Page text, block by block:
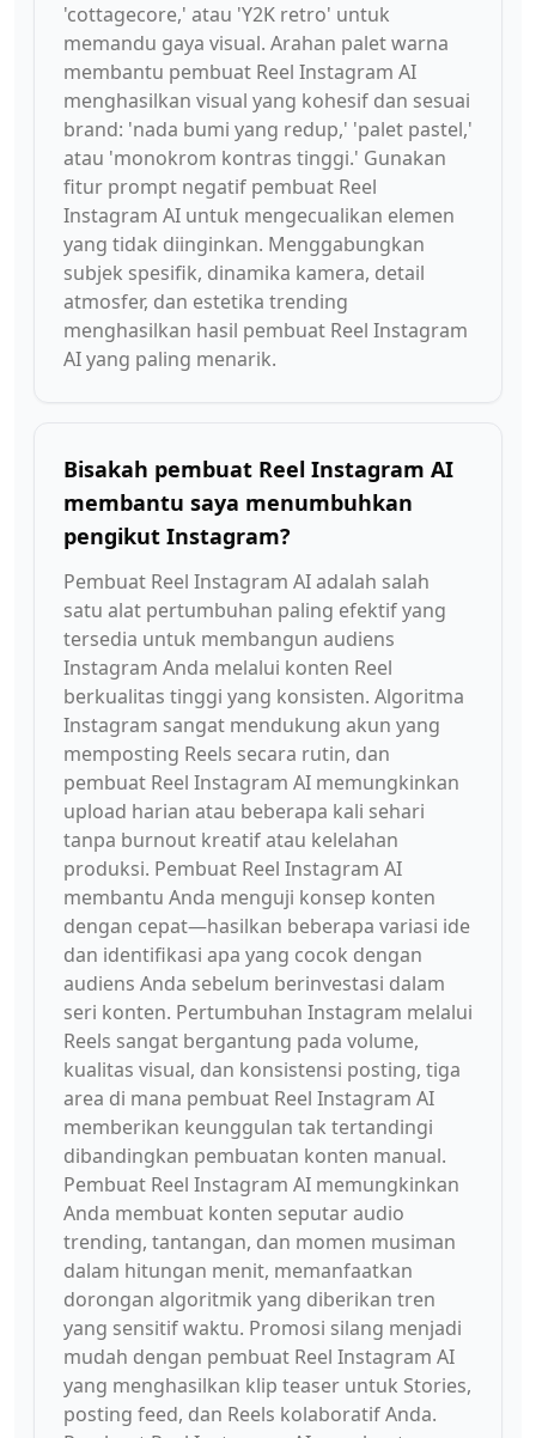
'cottagecore,' atau 'Y2K retro' untuk
memandu gaya visual. Arahan palet warna
membantu pembuat Reel Instagram AI
menghasilkan visual yang kohesif dan sesuai
brand: 'nada bumi yang redup,' 'palet pastel,'
atau 'monokrom kontras tinggi.' Gunakan
fitur prompt negatif pembuat Reel
Instagram AI untuk mengecualikan elemen
yang tidak diinginkan. Menggabungkan
subjek spesifik, dinamika kamera, detail
atmosfer, dan estetika trending
menghasilkan hasil pembuat Reel Instagram
AI yang paling menarik.
Bisakah pembuat Reel Instagram AI
membantu saya menumbuhkan
pengikut Instagram?
Pembuat Reel Instagram AI adalah salah
satu alat pertumbuhan paling efektif yang
tersedia untuk membangun audiens
Instagram Anda melalui konten Reel
berkualitas tinggi yang konsisten. Algoritma
Instagram sangat mendukung akun yang
memposting Reels secara rutin, dan
pembuat Reel Instagram AI memungkinkan
upload harian atau beberapa kali sehari
tanpa burnout kreatif atau kelelahan
produksi. Pembuat Reel Instagram AI
membantu Anda menguji konsep konten
dengan cepat—hasilkan beberapa variasi ide
dan identifikasi apa yang cocok dengan
audiens Anda sebelum berinvestasi dalam
seri konten. Pertumbuhan Instagram melalui
Reels sangat bergantung pada volume,
kualitas visual, dan konsistensi posting, tiga
area di mana pembuat Reel Instagram AI
memberikan keunggulan tak tertandingi
dibandingkan pembuatan konten manual.
Pembuat Reel Instagram AI memungkinkan
Anda membuat konten seputar audio
trending, tantangan, dan momen musiman
dalam hitungan menit, memanfaatkan
dorongan algoritmik yang diberikan tren
yang sensitif waktu. Promosi silang menjadi
mudah dengan pembuat Reel Instagram AI
yang menghasilkan klip teaser untuk Stories,
posting feed, dan Reels kolaboratif Anda.